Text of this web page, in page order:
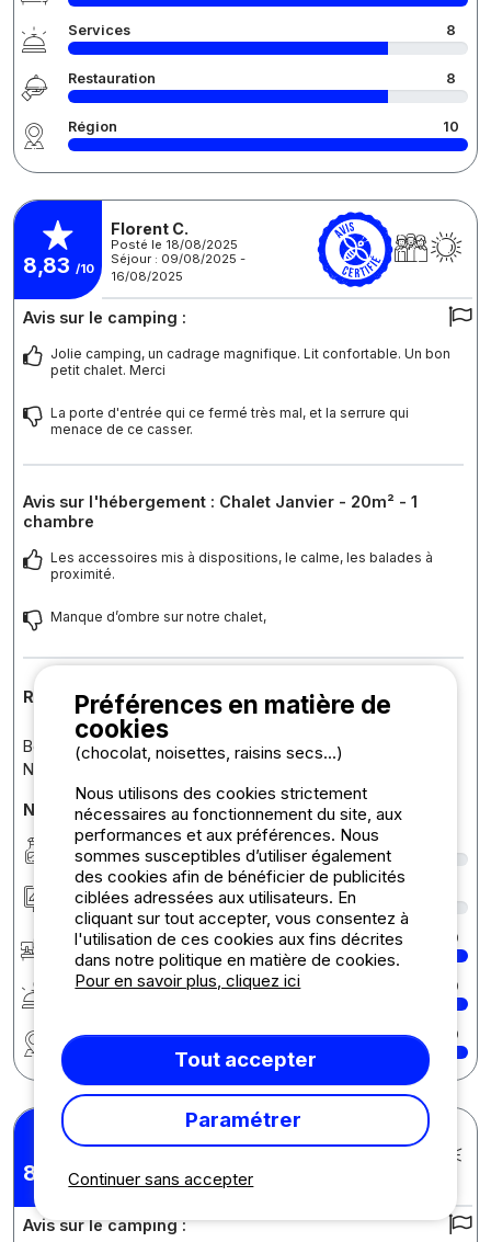
Services 8
Restauration 8
Région 10
8,83 /10
Florent C.
Posté le 18/08/2025
Séjour : 09/08/2025 -
16/08/2025
Avis sur le camping :
Jolie camping, un cadrage magnifique. Lit confortable. Un bon
petit chalet. Merci
La porte d'entrée qui ce fermé très mal, et la serrure qui
menace de ce casser.
Avis sur l'hébergement : Chalet Janvier - 20m² - 1
chambre
Les accessoires mis à dispositions, le calme, les balades à
proximité.
Manque d’ombre sur notre chalet,
Réponse de l'établissement
Bonjour, Merci d’avoir pris le temps de partager votre avis.
Nous accordons une grande importance au
Notes détaillées du camping
Propreté
Hébergement/Emplacement
Accueil 10
Services 10
Région 10
8,43/10
Posté le 18/08/2025
17/08/2025
Avis sur le camping :
Continuer sans accepter
Préférences en matière de
cookies
(chocolat, noisettes, raisins secs...)
Nous utilisons des cookies strictement
nécessaires au fonctionnement du site, aux
performances et aux préférences. Nous
sommes susceptibles d’utiliser également
des cookies afin de bénéficier de publicités
ciblées adressées aux utilisateurs. En
cliquant sur tout accepter, vous consentez à
l'utilisation de ces cookies aux fins décrites
dans notre politique en matière de cookies.
Pour en savoir plus, cliquez ici
Tout accepter
Paramétrer